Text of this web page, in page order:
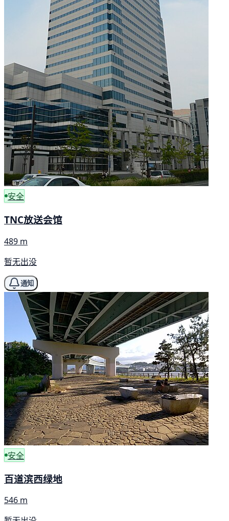
安全
TNC放送会馆
489 m
暂无出没
通知
安全
百道滨西绿地
546 m